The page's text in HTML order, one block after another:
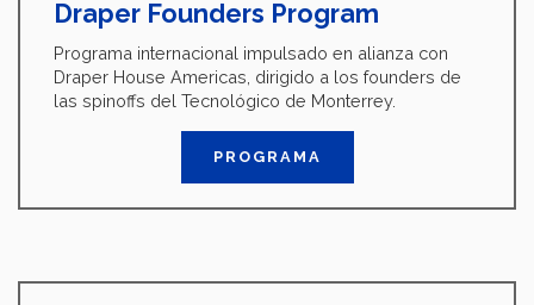
Draper Founders Program
Programa internacional impulsado en alianza con
Draper House Americas, dirigido a los founders de
las spinoffs del Tecnológico de Monterrey.
PROGRAMA